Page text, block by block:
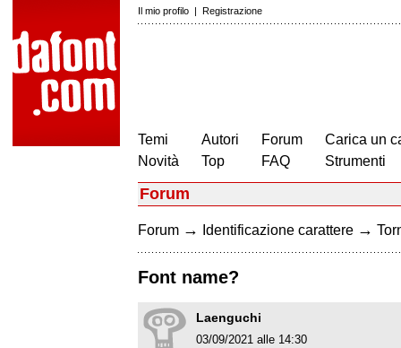
Il mio profilo | Registrazione
Temi
Novità
Autori
Top
Forum
FAQ
Carica un
Strumenti
Forum
Forum → Identificazione carattere →
Font name?
Laenguchi
03/09/2021 alle 14:30